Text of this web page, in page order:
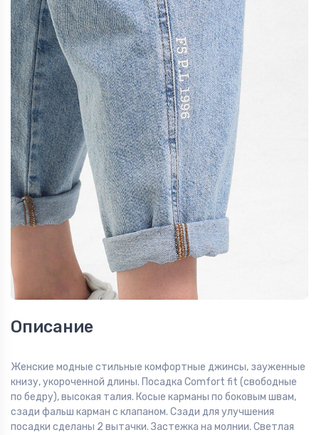
Описание
Женские модные стильные комфортные джинсы, зауженные
книзу, укороченной длины. Посадка Comfort fit (свободные
по бедру), высокая талия. Косые карманы по боковым швам,
сзади фальш карман с клапаном. Сзади для улучшения
посадки сделаны 2 вытачки. Застежка на молнии. Светлая